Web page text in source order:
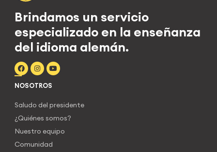
Brindamos un servicio
especializado en la enseñanza
del idioma alemán.
NOSOTROS
Saludo del presidente
¿Quiénes somos?
Nuestro equipo
Comunidad